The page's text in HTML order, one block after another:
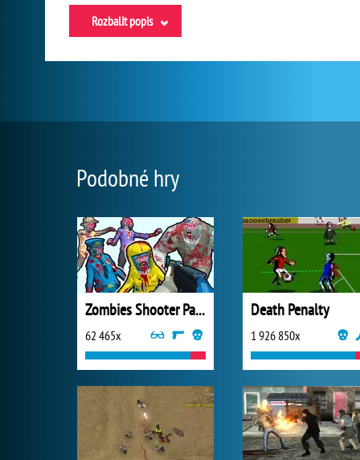
Rozbalit popis
Podobné hry
Zombies Shooter Part 1
62 465x
Death Penalty
1 926 850x